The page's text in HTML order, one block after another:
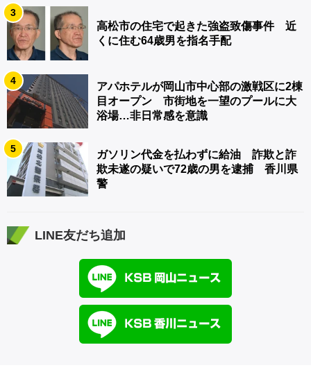
3
高松市の住宅で起きた強盗致傷事件 近
くに住む64歳男を指名手配
4
アパホテルが岡山市中心部の激戦区に2棟
目オープン 市街地を一望のプールに大
浴場…非日常感を意識
5
ガソリン代金を払わずに給油 詐欺と詐
欺未遂の疑いで72歳の男を逮捕 香川県
警
LINE友だち追加